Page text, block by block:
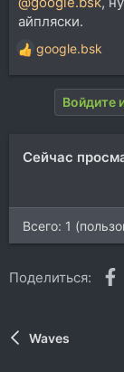
айпляски.
Р
е
и
google.bsk
Войдите
Сейчас
Всего: 1
Поделиться:
Waves